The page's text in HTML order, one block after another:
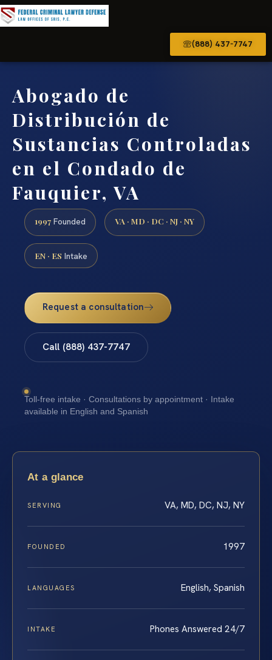
(888) 437-7747
Abogado de
Distribución de
Sustancias Controladas
en el Condado de
Fauquier, VA
1997 Founded VA · MD · DC · NJ · NY
EN · ES Intake
Request a consultation
Call (888) 437-7747
Toll-free intake · Consultations by appointment · Intake
available in English and Spanish
At a glance
SERVING VA, MD, DC, NJ, NY
FOUNDED 1997
LANGUAGES English, Spanish
INTAKE Phones Answered 24/7